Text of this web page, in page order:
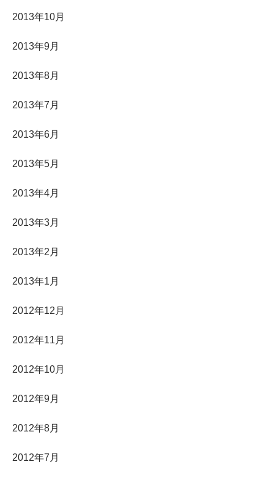
2013年10月
2013年9月
2013年8月
2013年7月
2013年6月
2013年5月
2013年4月
2013年3月
2013年2月
2013年1月
2012年12月
2012年11月
2012年10月
2012年9月
2012年8月
2012年7月